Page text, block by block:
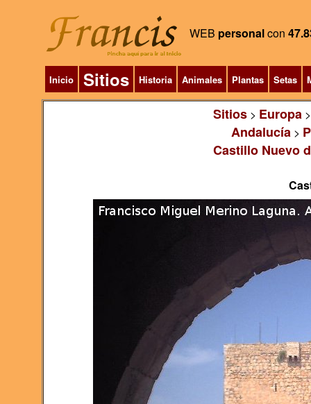
WEB personalcon
Inicio Sitios Historia Animales Plantas Setas
Sitios> Europa
Andalucía >
Castillo Nuevo